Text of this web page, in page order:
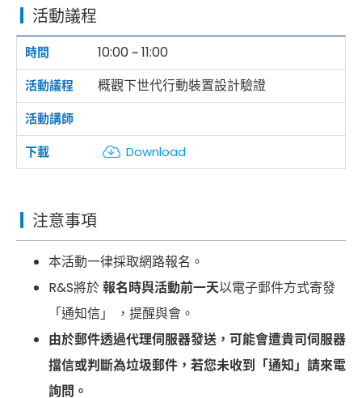
活動議程
10:00 ~ 11:00
概觀下世代行動裝置設計驗證
Download
注意事項
本活動一律採取網路報名。
R&S將於報名時與活動前一天以電子郵件方式寄發
「通知信」 ，提醒與會。
由於郵件透過代理伺服器發送，可能會遭貴司伺服器
擋信或判斷為垃圾郵件，若您未收到「通知」請來電
詢問。